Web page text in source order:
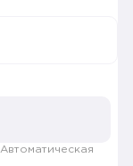
Автоматическая